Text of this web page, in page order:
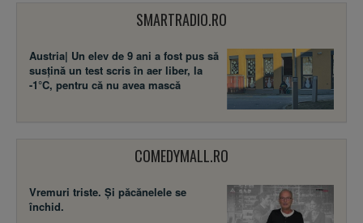
SMARTRADIO.RO
Austria| Un elev de 9 ani a fost pus să
susţină un test scris în aer liber, la
-1°C, pentru că nu avea mască
COMEDYMALL.RO
Vremuri triste. Şi păcănelele se
închid.